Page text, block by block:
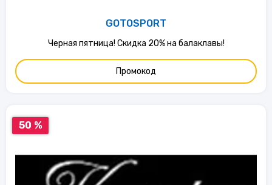
GOTOSPORT
Черная пятница! Скидка 20% на балаклавы!
Промокод
50 %